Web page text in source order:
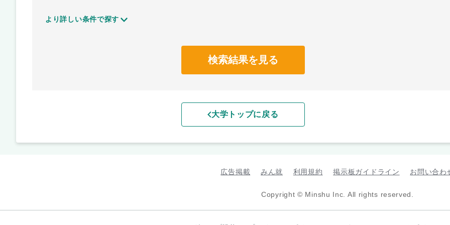
より詳しい条件で探す
検索結果を見る
大学トップに戻る
広告掲載 みん就 利用規約 掲示板ガイドライン お問い合わ
Copyright © Minshu Inc. All rights reserved.